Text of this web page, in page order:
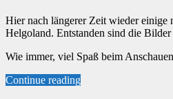
Hier nach längerer Zeit wieder einige
Helgoland. Entstanden sind die
Wie immer, viel Spaß beim
Continue reading